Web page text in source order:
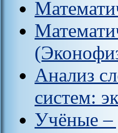
Анализ
систем:
Учёные –